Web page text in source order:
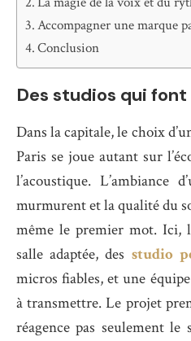
Accompagner une marque
Conclusion
Des studios qui
Dans la capitale, le choix
Paris se joue autant sur
l’acoustique. L’ambiance
murmurent et la qualité du
même le premier mot. Ici,
salle adaptée, des studio
micros fiables, et une
à transmettre. Le projet
réagence pas seulement